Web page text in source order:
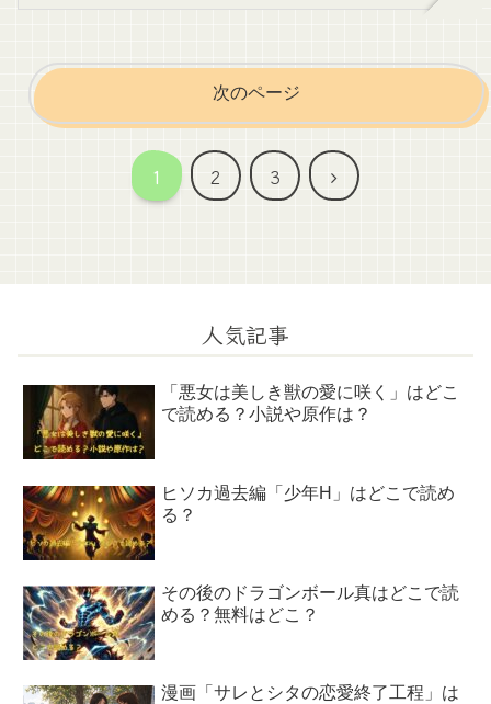
次のページ
1 2 3
次
人気記事
「悪女は美しき獣の愛に咲く」はどこ
で読める？小説や原作は？
ヒソカ過去編「少年H」はどこで読め
る？
その後のドラゴンボール真はどこで読
める？無料はどこ？
漫画「サレとシタの恋愛終了工程」は